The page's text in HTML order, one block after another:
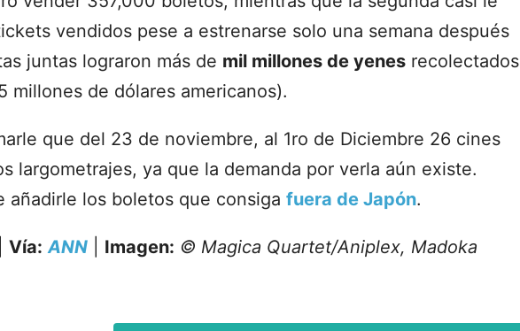
vendidos pese a estrenarse solo una semana después
juntas lograron más de mil millones de yenes recolectados
millones de dólares americanos).
que del 23 de noviembre, al 1ro de Diciembre 26 cines
largometrajes, ya que la demanda por verla aún existe.
añadirle los boletos que consiga fuera de Japón.
Vía: ANN Imagen: © Magica Quartet/Aniplex, Madoka